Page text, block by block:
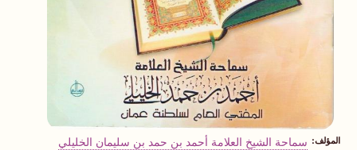
المؤلف سماحة الشيخ العلامة أحمد بن حمد بن سليمان الخليلي